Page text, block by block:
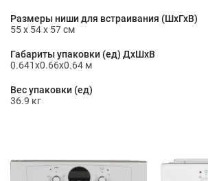
Размеры ниши для встраивания (ШхГхВ)
55 x 54 x 57 см
Габариты упаковки (ед) ДхШхВ
0.641x0.66x0.64 м
Вес упаковки (ед)
36.9 кг